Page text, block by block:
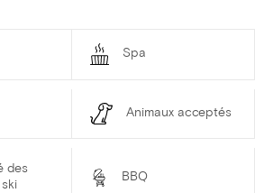
Spa
Animaux acceptés
des
BBQ